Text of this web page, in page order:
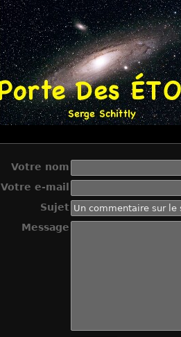
Votre nom
Votre e-mail
Sujet
Message